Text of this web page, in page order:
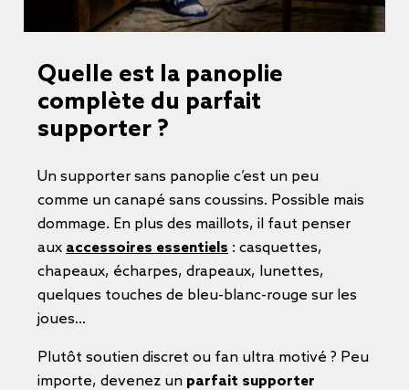
Quelle est la panoplie
complète du parfait
supporter ?
Un supporter sans panoplie c’est un peu
comme un canapé sans coussins. Possible mais
dommage. En plus des maillots, il faut penser
aux accessoires essentiels : casquettes,
chapeaux, écharpes, drapeaux, lunettes,
quelques touches de bleu-blanc-rouge sur les
joues…
Plutôt soutien discret ou fan ultra motivé ? Peu
importe, devenez un parfait supporter